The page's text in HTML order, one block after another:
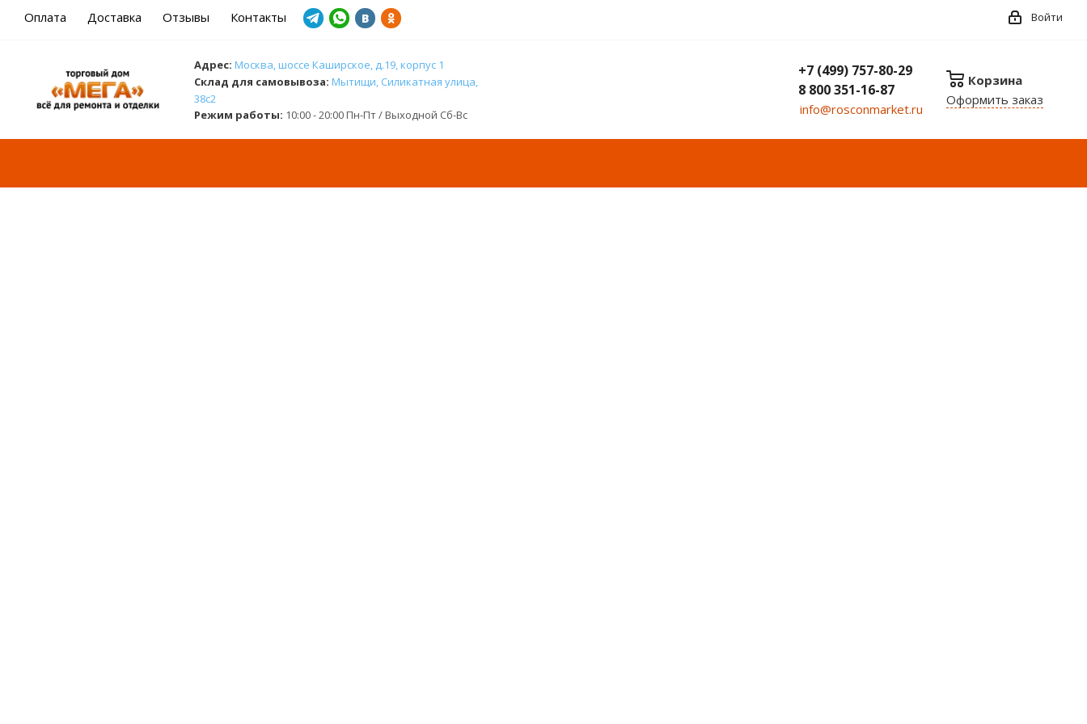
Оплата Доставка Отзывы Контакты Войти
Адрес: Москва, шоссе Каширское, д.19, корпус 1
Cклад для самовывоза: Мытищи, Силикатная улица,
38с2
Режим работы: 10:00 - 20:00 Пн-Пт / Выходной Сб-Вс
+7 (499) 757-80-29
8 800 351-16-87
info@rosconmarket.ru
Корзина
Оформить заказ